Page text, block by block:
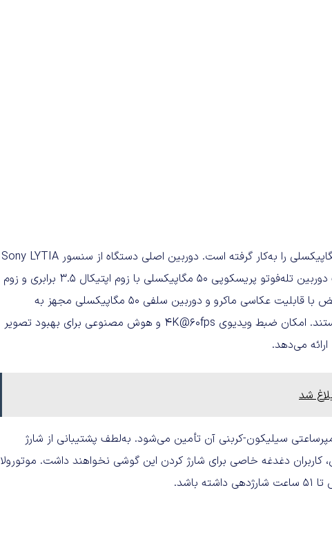
در بخش دوربین، موتورولا مجموعاً ۴ حسگر ۵۰ مگاپیکسلی را به‌کار گرفته است. دوربین اصلی دستگاه از سنسور Sony LYTIA
710 با لرزشگیر اپتیکال بهره می‌برد و در کنار آن یک دوربین تله‌فوتو پریسکوپی ۵۰ مگاپیکسلی با زوم اپتیکال 3.5 برابری و زوم
دیجیتال۵۰ برابر به‌چشم می‌خورد. دوربین فوق‌عریض با قابلیت عکاسی ماکرو و دوربین سلفی ۵۰ مگاپیکسلی مجهز به
فوکوس خودکار نیز از سایر اعضای این مجموعه هستند. امکان ضبط ویدیوی 4K@60fps و هوش مصنوعی برای بهبود تصویر
شد
این گوشی توسط باتری ۶۵۰۰ میلی‌آمپرساعتی سیلیکون-کربنی آن تأمین می‌شود. به‌لطف پشتیبانی از شارژ
۱۵ وات و شارژ معکوس، کاربران دغدغه خاصی برای شارژ کردن این گوشی نخواهند داشت. موتورولا